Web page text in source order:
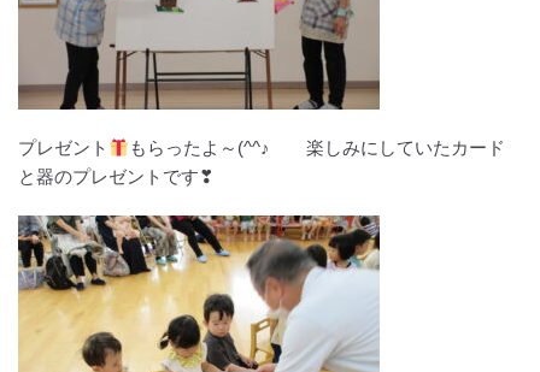
プレゼント
もらったよ～(^^♪ 楽しみにしていたカード
と器のプレゼントです❣